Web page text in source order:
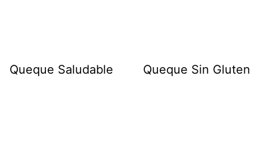
Queque Saludable Queque Sin Gluten